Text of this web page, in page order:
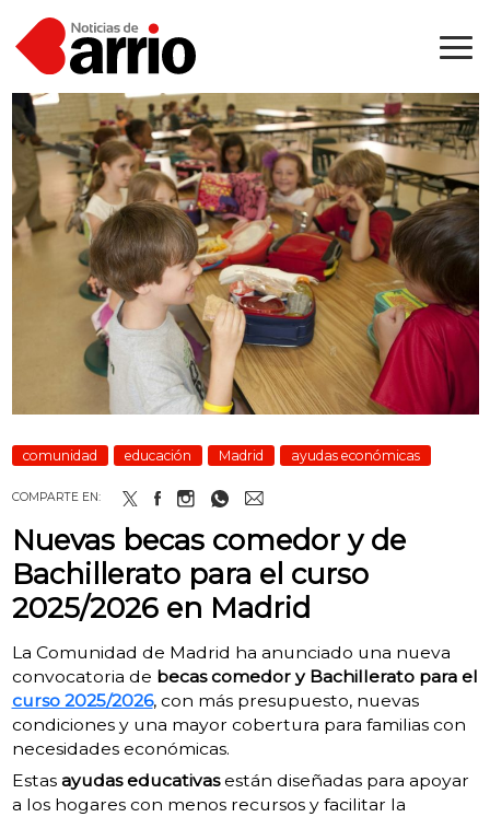
comunidad educación Madrid ayudas económicas
COMPARTE EN:
Nuevas becas comedor y de
Bachillerato para el curso
2025/2026 en Madrid
La Comunidad de Madrid ha anunciado una nueva
convocatoria de becas comedor y Bachillerato para el
curso 2025/2026, con más presupuesto, nuevas
condiciones y una mayor cobertura para familias con
necesidades económicas.
Estas ayudas educativasestán diseñadas para apoyar
a los hogares con menos recursos y facilitar la